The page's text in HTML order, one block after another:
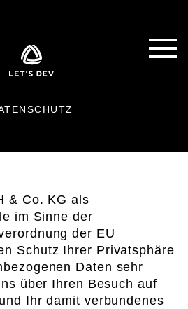
& Co. KG als
im Sinne der
der EU
Schutz Ihrer Privatsphäre
Daten sehr
über Ihren Besuch auf
Ihr damit verbundenes